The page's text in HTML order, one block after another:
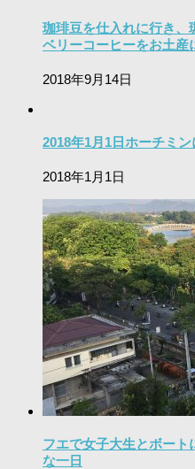
珈琲豆を仕入れに行き、
ベリーコーヒーをお土産
2018年9月14日
2018年1月1日ホーチミン
2018年1月1日
フエで女子大生とボー
な一日